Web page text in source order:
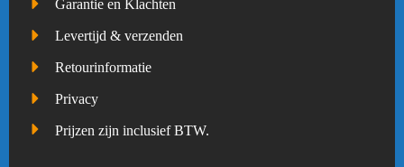
Garantie en Klachten
Levertijd & verzenden
Retourinformatie
Privacy
Prijzen zijn inclusief BTW.